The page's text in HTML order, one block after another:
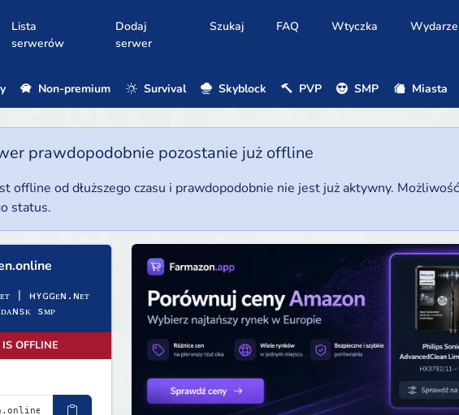
Lista
serwerów
Dodaj
serwer
Szukaj FAQ Wtyczka
Non-premium Survival Skyblock PVP SMP Miasta
prawdopodobnie pozostanie już offline
offline od dłuższego czasu i prawdopodobnie nie jest już aktywny.
status.
| ʜʏɢɢᴇɴ.ɴᴇᴛ
ѕᴍᴘ
OFFLINE